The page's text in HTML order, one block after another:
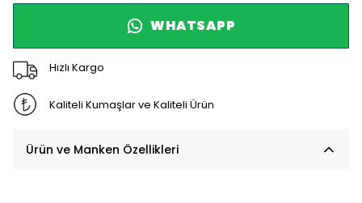
WHATSAPP
Hızlı Kargo
Kaliteli Kumaşlar ve Kaliteli Ürün
Ürün ve Manken Özellikleri